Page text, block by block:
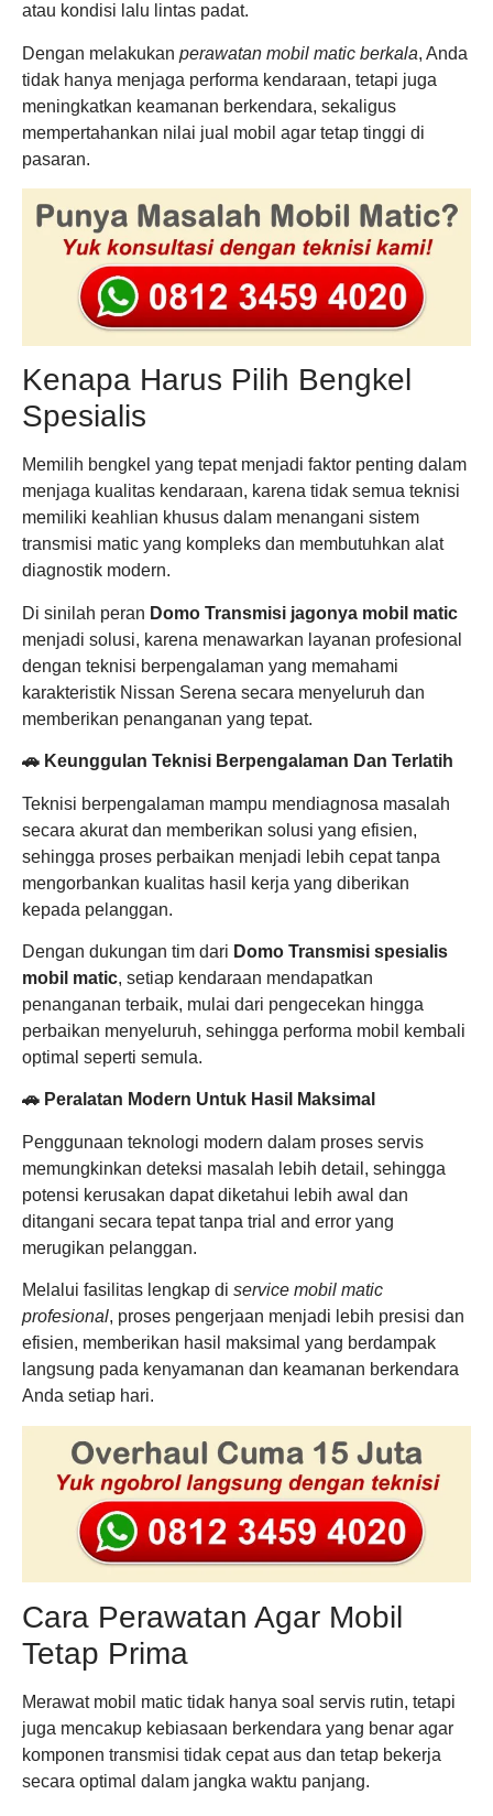
atau kondisi lalu lintas padat.
Dengan melakukan perawatan mobil matic berkala, Anda
tidak hanya menjaga performa kendaraan, tetapi juga
meningkatkan keamanan berkendara, sekaligus
mempertahankan nilai jual mobil agar tetap tinggi di
pasaran.
Kenapa Harus Pilih Bengkel
Spesialis
Memilih bengkel yang tepat menjadi faktor penting dalam
menjaga kualitas kendaraan, karena tidak semua teknisi
memiliki keahlian khusus dalam menangani sistem
transmisi matic yang kompleks dan membutuhkan alat
diagnostik modern.
Di sinilah peran Domo Transmisi jagonya mobil matic
menjadi solusi, karena menawarkan layanan profesional
dengan teknisi berpengalaman yang memahami
karakteristik Nissan Serena secara menyeluruh dan
memberikan penanganan yang tepat.
🚗 Keunggulan Teknisi Berpengalaman Dan Terlatih
Teknisi berpengalaman mampu mendiagnosa masalah
secara akurat dan memberikan solusi yang efisien,
sehingga proses perbaikan menjadi lebih cepat tanpa
mengorbankan kualitas hasil kerja yang diberikan
kepada pelanggan.
Dengan dukungan tim dari Domo Transmisi spesialis
mobil matic, setiap kendaraan mendapatkan
penanganan terbaik, mulai dari pengecekan hingga
perbaikan menyeluruh, sehingga performa mobil kembali
optimal seperti semula.
🚗 Peralatan Modern Untuk Hasil Maksimal
Penggunaan teknologi modern dalam proses servis
memungkinkan deteksi masalah lebih detail, sehingga
potensi kerusakan dapat diketahui lebih awal dan
ditangani secara tepat tanpa trial and error yang
merugikan pelanggan.
Melalui fasilitas lengkap di service mobil matic
profesional, proses pengerjaan menjadi lebih presisi dan
efisien, memberikan hasil maksimal yang berdampak
langsung pada kenyamanan dan keamanan berkendara
Anda setiap hari.
Cara Perawatan Agar Mobil
Tetap Prima
Merawat mobil matic tidak hanya soal servis rutin, tetapi
juga mencakup kebiasaan berkendara yang benar agar
komponen transmisi tidak cepat aus dan tetap bekerja
secara optimal dalam jangka waktu panjang.